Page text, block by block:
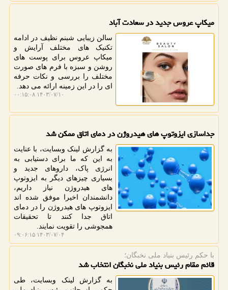
میکاپ عروس جدید در سعادت آباد
سالن زیبایی شبنم نظیف در ادامه
تکنیک های مختلف آرایش و
میکاپ عروس برای پوست های
روشن و سبزه با فرم های صورت
مختلف را بررسی و نکات حرفه
ای را در این زمینه ارائه می دهد.
۱۴۰۳/۰۷/۱۰ ۰۰:۱۵:۰۸
جداسازی ایزوتوپ های هیدروژن در دمای اتاق ممکن شد
به گزارش لینک وبسایت، با عنایت
به این که ما برای دستیابی به
انرژی پاک، داروهای جدید و
بسیاری چیزهای دیگر به ایزوتوپ
های هیدروژن نیاز داریم،
دانشمندان اخیرا موفق شده اند
ایزوتوپ های هیدروژن را در دمای
اتاق جدا کنند تا تحقیقات
همجوشی را تقویت نمایند.
۱۴۰۳/۰۷/۰۴ ۰۹:۰۶:۱۵
با حكم رئیس بنیاد ملی نخبگان؛
قائم مقام رئیس بنیاد ملی نخبگان انتخاب شد
به گزارش لینک وبسایت، طی